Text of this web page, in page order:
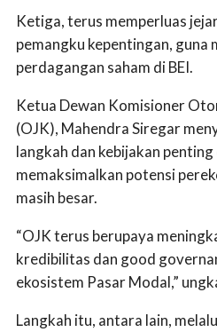
Ketiga, terus memperluas
pemangku kepentingan,
perdagangan saham di BEI.
Ketua Dewan Komisioner
(OJK), Mahendra Siregar
langkah dan kebijakan
memaksimalkan potensi
masih besar.
“OJK terus berupaya
kredibilitas dan good
ekosistem Pasar Modal,”
Langkah itu, antara lain,